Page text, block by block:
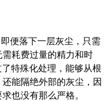
便落下一层灰尘，只需
耗费过量的精力和时
特殊化处理，能够从根
能隔绝外部的灰尘，因
也没有那么严格。